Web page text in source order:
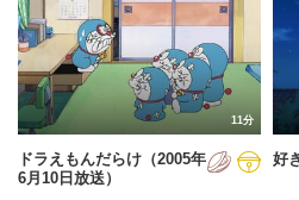
11分
ドラえもんだらけ（2005年
6月10日放送）
好